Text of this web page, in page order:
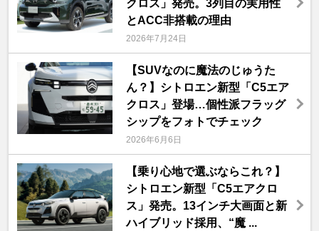
クロス」発売。3列目の実用性
とACC非搭載の理由
2026年7月24日
【SUVなのに魔法のじゅうた
ん？】シトロエン新型「C5エア
クロス」登場…個性派フラッグ
シップをフォトでチェック
2026年6月6日
【乗り心地で選ぶならこれ？】
シトロエン新型「C5エアクロ
ス」発売。13インチ大画面と新
ハイブリッド採用、“魔 ...